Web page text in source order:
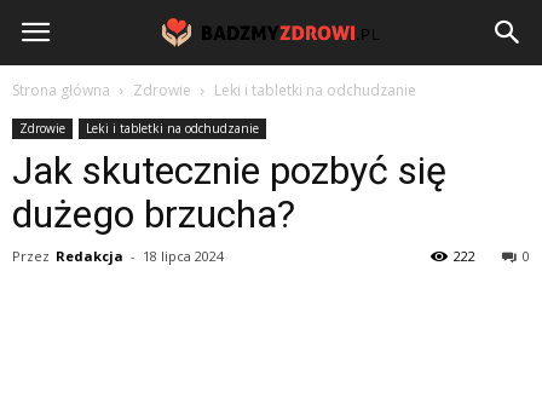
BadzmyZdrowi.pl
Strona główna Zdrowie Leki i tabletki na odchudzanie
Zdrowie Leki i tabletki na odchudzanie
Jak skutecznie pozbyć się
dużego brzucha?
Przez Redakcja - 18 lipca 2024 0
222